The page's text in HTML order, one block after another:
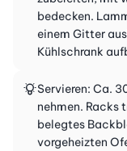
bedecken.
einem Gitter
Kühlschrank
Servieren: Ca.
nehmen. Racks
belegtes
vorgeheizten